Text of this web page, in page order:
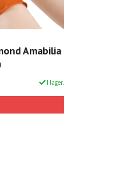
Amabilia
I lager.